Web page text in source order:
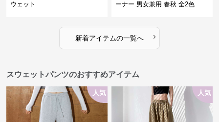
ウェット
ーナー 男女兼用 春秋 全2色
新着アイテムの一覧へ ›
スウェットパンツのおすすめアイテム
人気 人気